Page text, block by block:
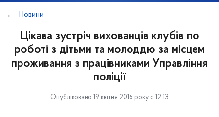
Новини
Цікава зустріч вихованців клубів по
роботі з дітьми та молоддю за місцем
проживання з працівниками Управління
поліції
Опубліковано 19 квітня 2016 року о 12:13